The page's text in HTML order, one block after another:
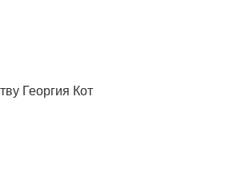
Георгия Кот